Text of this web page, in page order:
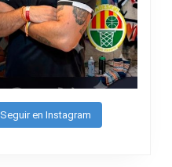
Seguir en Instagram